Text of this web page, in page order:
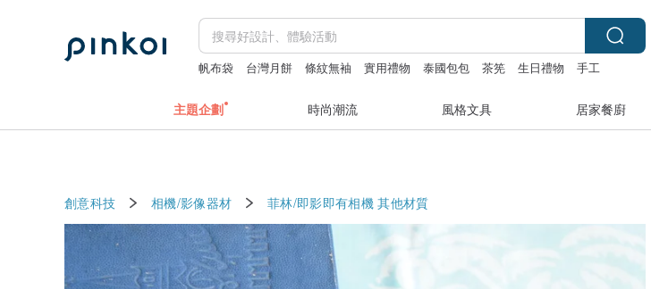
帆布袋 台灣月餅 條紋無袖 實用禮物 泰國包包 茶筅 生日禮物 手工
主題企劃 時尚潮流 風格文具 居家餐廚
創意科技 相機/影像器材 菲林/即影即有相機 其他材質